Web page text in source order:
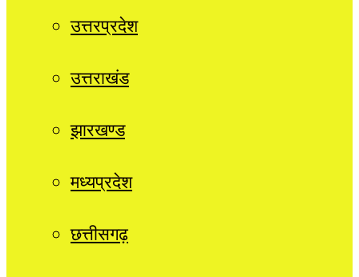
उत्तरप्रदेश
उत्तराखंड
झारखण्ड
मध्यप्रदेश
छत्तीसगढ़